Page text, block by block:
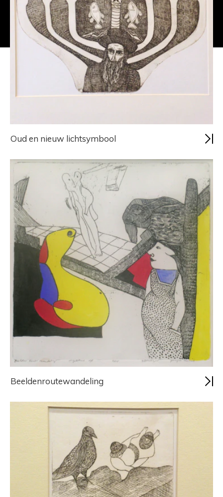
Oud en nieuw lichtsymbool
Beeldenroutewandeling